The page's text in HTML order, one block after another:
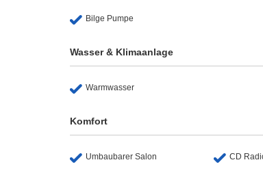
Bilge Pumpe
Wasser & Klimaanlage
Warmwasser
Komfort
Umbaubarer Salon CD